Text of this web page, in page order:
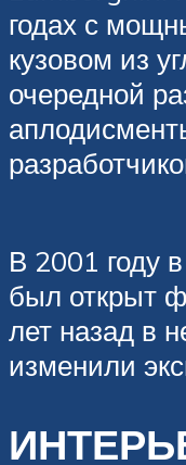
годах с
кузовом из
очередной
В 2001 году
был открыт
лет назад в
изменили